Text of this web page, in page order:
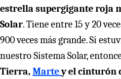
estrella supergigante roja
Solar. Tiene entre 15 y 20
900 veces más grande. Si
nuestro Sistema Solar,
Tierra, Martey el cinturón